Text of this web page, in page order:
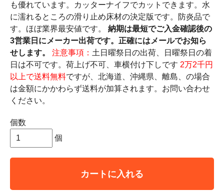
も優れています。カッターナイフでカットできます。水
に濡れるところの滑り止め床材の決定版です。防炎品で
す。ほぼ業界最安値です。 納期は最短でご入金確認後の
3営業日にメーカー出荷です。正確にはメールでお知ら
せします。
注意事項： 土日曜祭日の出荷、日曜祭日の着
日は不可です。荷上げ不可、車横付け下しです 2万2千円
以上で送料無料ですが、北海道、沖縄県、離島、の場合
は金額にかかわらず送料が加算されます。お問い合わせ
ください。
個数
個
カートに入れる